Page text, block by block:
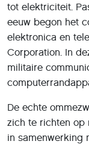
tot elektriciteit.
eeuw begon het
elektronica en
Corporation. In
militaire
De echte
zich te richten op
in samenwerking